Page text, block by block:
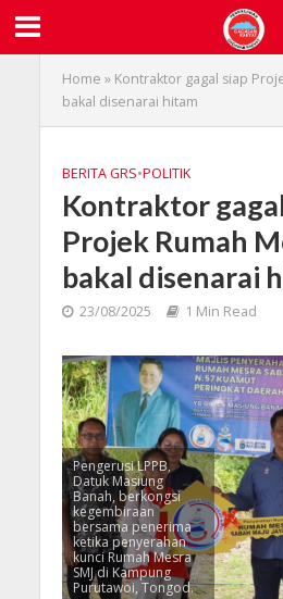
Home » Kontraktor gagal siap
bakal disenarai hitam
BERITA GRS•POLITIK
Kontraktor
Projek Rumah
bakal disenarai
23/08/2025 1 Min Read
Pengerusi LPPB,
Datuk Masiung
Banah, berkongsi
kegembiraan
bersama penerima
ketika penyerahan
kunci Rumah Mesra
SMJ di Kampung
Purutawoi, Tongod.